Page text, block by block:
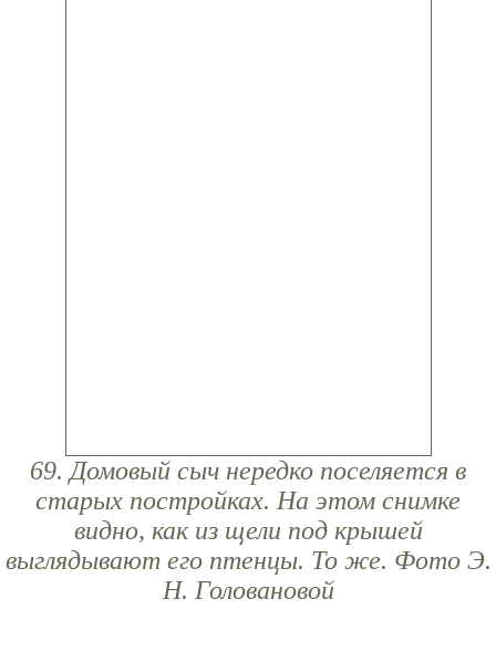
69. Домовый сыч нередко поселяется в
старых постройках. На этом снимке
видно, как из щели под крышей
выглядывают его птенцы. То же. Фото Э.
Н. Головановой